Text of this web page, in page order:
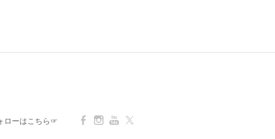
ローはこちら☞